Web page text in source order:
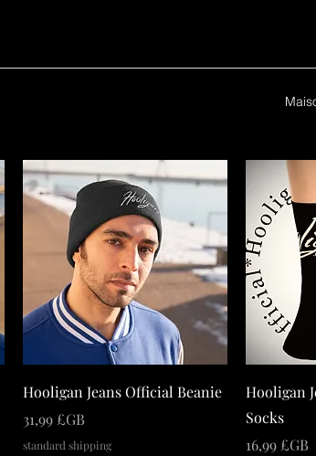
Hooligan Jeans Official Beanie
Prix
31,99 £GB
standard shipping
Hooligan
Socks
Prix
16,99 £GB